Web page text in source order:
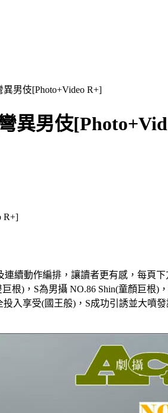
男伎[Photo+Video R+]
異男伎
R+]
續動作編排，讓讀者更有感，每頁
根)，S為男攝 NO.86 Shin(童顏巨
入享受(國王般)，S成功引誘並大噴